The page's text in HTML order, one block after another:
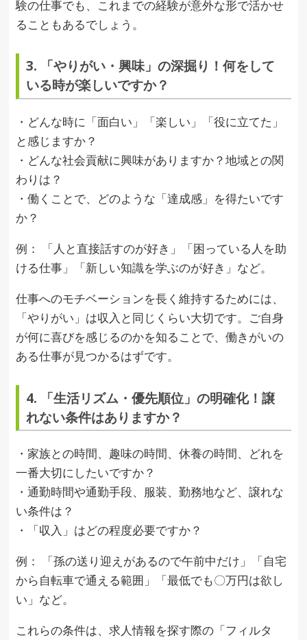
験の仕事でも、これまでの経験が意外な形で活かせ
ることもあるでしょう。
3. 「やりがい・興味」の深掘り！何をして
いる時が楽しいですか？
・どんな時に「面白い」「楽しい」「役に立てた」
と感じますか？
・どんな社会貢献に興味がありますか？地域との関
わりは？
・働くことで、どのような「達成感」を得たいです
か？
例： 「人と直接話すのが好き」「困っている人を助
ける仕事」「新しい知識を学ぶのが好き」など。
仕事へのモチベーションを長く維持するためには、
「やりがい」は収入と同じくらい大切です。ご自身
が何に喜びを感じるのかを知ることで、働きがいの
ある仕事が見つかるはずです。
4. 「生活リズム・優先順位」の明確化！譲
れない条件はありますか？
・家族との時間、趣味の時間、休養の時間、どれを
一番大切にしたいですか？
・通勤時間や通勤手段、服装、勤務地など、譲れな
い条件は？
・「収入」はどの程度必要ですか？
例： 「孫の送り迎えがあるので午前中だけ」「自宅
から自転車で通える範囲」「最低でも〇万円は欲し
い」など。
これらの条件は、求人情報を探す際の「フィルタ